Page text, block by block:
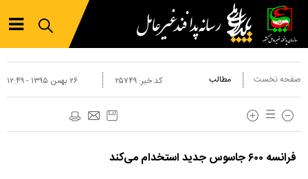
صفحه نخست مطالب ۲۶ بهمن ۱۳۹۵ - ۱۲:۴۹ کد خبر: ۲۵۷۴۹
فرانسه ۶۰۰ جاسوس جدید استخدام می‌کند